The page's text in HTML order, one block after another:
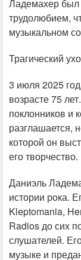
Ладемахер был
трудолюбием,
музыкальном
Трагический
3 июля 2025
возрасте 75
поклонников и
разглашается,
которой он
его творчество.
Даниэль
истории рока.
Kleptomania,
Radios до сих
слушателей.
музыке и